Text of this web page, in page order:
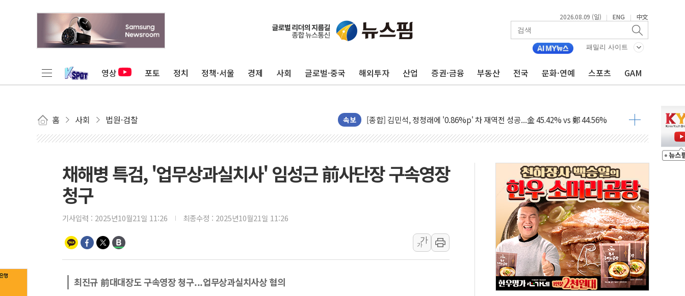
2026.08.09 (일) | ENG | 中文
패밀리 사이트
영상 포토 정치 정책·서울 경제 사회 글로벌·중국 해외투자 산업 증권·금융 부동산 전국 문화·연예 스포츠 GAM
홈 사회 법원·검찰 속보
포항시 재난예산 40억 긴급 투입…고수온 양식장 복구·지원 '총력'
울진·영덕 '호우특보'-포항 '산사태 주의보'...경북도, 호우 피해·통제구간 없어
인천 합동연설회 나선 송영길·정청래·김민석 당대표 후보
김민석, 2주차 제주·인천 경선서 정청래에 승리...47.75% vs 42.08%
[속보] 민주, 제주·인천 경선 결과 발표...김민석 47.75% 정청래 42.08%
[속보] 민주, 인천 경선 결과 발표...김민석 45.09% 정청래 43.27% 송영길 11.63%
[속보] 민주, 제주 경선 결과 발표...김민석 52.64% 정청래 39.89% 송영길 7.47%
美, 이란전 출구전략 만지작…공습 한계·탄약 부족 현실화
강릉·동해·삼척 시간당 최대 50㎜ 폭우…강원 동해안 강한 비 이어져
폐기물 수거하다 참변…60대 환경미화원 수거차에 치여 사망
서울 중랑구 주택가서 흉기 난동…60대 남성 2명 숨져
李대통령 "결혼 때문에 손해 보는 일 없게"…'결혼 페널티' 22개 과제 손본다
채해병 특검, '업무상과실치사' 임성근 前사단장 구속영장
청구
기사입력 : 2025년10월21일 11:26 최종수정 : 2025년10월21일 11:26
가
가
최진규 前대대장도 구속영장 청구...업무상과실치사상 혐의